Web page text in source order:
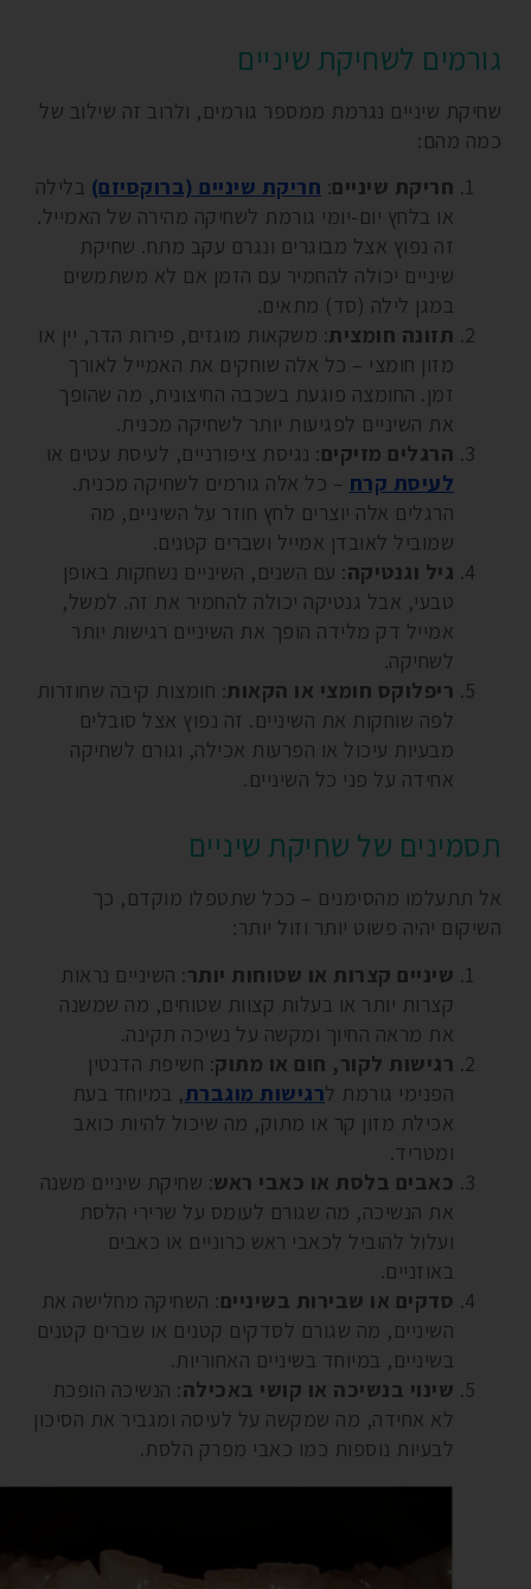
גורמים לשחיקת שיניים
שחיקת שיניים נגרמת ממספר גורמים, ולרוב זה שילוב של
כמה מהם:
חריקת שיניים:חריקת שיניים (ברוקסיזם)בלילה
או בלחץ יום-יומי גורמת לשחיקה מהירה של האמייל.
זה נפוץ אצל מבוגרים ונגרם עקב מתח. שחיקת
שיניים יכולה להחמיר עם הזמן אם לא משתמשים
במגן לילה (סד) מתאים.
תזונה חומצית: משקאות מוגזים, פירות הדר, יין או
מזון חומצי – כל אלה שוחקים את האמייל לאורך
זמן. החומצה פוגעת בשכבה החיצונית, מה שהופך
את השיניים לפגיעות יותר לשחיקה מכנית.
הרגלים מזיקים: נגיסת ציפורניים, לעיסת עטים או
לעיסת קרח– כל אלה גורמים לשחיקה מכנית.
הרגלים אלה יוצרים לחץ חוזר על השיניים, מה
שמוביל לאובדן אמייל ושברים קטנים.
גיל וגנטיקה: עם השנים, השיניים נשחקות באופן
טבעי, אבל גנטיקה יכולה להחמיר את זה. למשל,
אמייל דק מלידה הופך את השיניים רגישות יותר
לשחיקה.
ריפלוקס חומצי או הקאות: חומצות קיבה שחוזרות
לפה שוחקות את השיניים. זה נפוץ אצל סובלים
מבעיות עיכול או הפרעות אכילה, וגורם לשחיקה
אחידה על פני כל השיניים.
תסמינים של שחיקת שיניים
אל תתעלמו מהסימנים – ככל שתטפלו מוקדם, כך
השיקום יהיה פשוט יותר וזול יותר:
שיניים קצרות או שטוחות יותר: השיניים נראות
קצרות יותר או בעלות קצוות שטוחים, מה שמשנה
את מראה החיוך ומקשה על נשיכה תקינה.
רגישות לקור, חום או מתוק: חשיפת הדנטין
הפנימי גורמת ל רגישות מוגברת, במיוחד בעת
אכילת מזון קר או מתוק, מה שיכול להיות כואב
ומטריד.
כאבים בלסת או כאבי ראש: שחיקת שיניים משנה
את הנשיכה, מה שגורם לעומס על שרירי הלסת
ועלול להוביל לכאבי ראש כרוניים או כאבים
באוזניים.
סדקים או שבירות בשיניים: השחיקה מחלישה את
השיניים, מה שגורם לסדקים קטנים או שברים קטנים
בשיניים, במיוחד בשיניים האחוריות.
שינוי בנשיכה או קושי באכילה: הנשיכה הופכת
לא אחידה, מה שמקשה על לעיסה ומגביר את הסיכון
לבעיות נוספות כמו כאבי מפרק הלסת.